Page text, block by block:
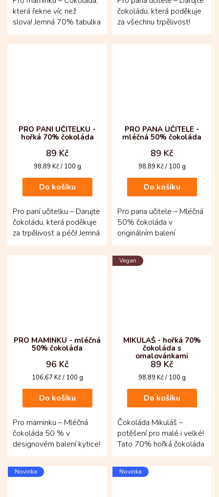
která řekne víc než
slova! Jemná 70% tabulka
z Kolumbie je vyrobená z
kakaové hmoty,...
čokoládu, která poděkuje
za všechnu trpělivost!
Jemná 70% tabulka z
Kolumbie v obalu...
PRO PANÍ UČITELKU -
hořká 70% čokoláda
89 Kč
Měrná
98,89 Kč / 100 g
Do košíku
Pro paní učitelku – Darujte
čokoládu, která poděkuje
za trpělivost a péči! Jemná
70% tabulka z Kolumbie
je vyrobená z...
PRO PANA UČITELE -
mléčná 50% čokoláda
89 Kč
Měrná
98,89 Kč / 100 g
Do košíku
Pro pana učitele – Mléčná
50% čokoláda v
originálním balení
inspirovaném školní tabulí!
Krémová a vyvážená
čokoláda z...
PRO MAMINKU - mléčná
50% čokoláda
96 Kč
Měrná
106,67 Kč / 100 g
Do košíku
Pro maminku – Mléčná
čokoláda 50 % v
designovém balení kytice!
Krémová čokoláda z
kolumbijských kakaových
bobů nabízí...
Vegan
MIKULÁŠ - hořká 70%
čokoláda s
omalovánkami
89 Kč
Měrná
98,89 Kč / 100 g
Do košíku
Čokoláda Mikuláš –
potěšení pro malé i velké!
Tato 70% hořká čokoláda
z Kolumbie spojuje kvalitu
s hravostí a přináší...
Novinka Novinka